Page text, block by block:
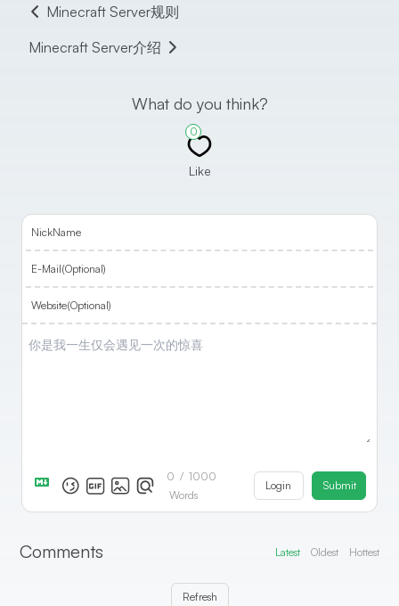
Minecraft Server规则
Minecraft Server介绍
What do you think?
0
Like
NickName
E-Mail(Optional)
Website(Optional)
0 / 1000
Words
Login Submit
Comments Latest Oldest Hottest
Refresh